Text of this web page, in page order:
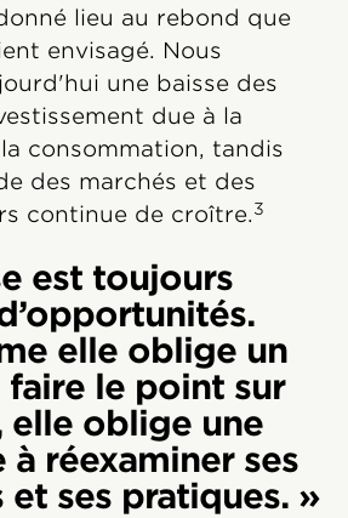
lieu au rebond que
envisagé. Nous
une baisse des
due à la
consommation, tandis
des marchés et des
continue de croître.3
est toujours
elle oblige un
le point sur
elle oblige une
à réexaminer ses
ses pratiques. »